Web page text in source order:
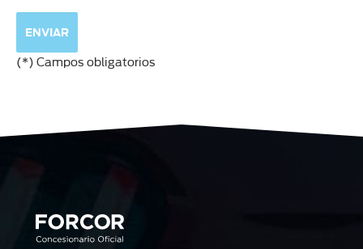
(*) Campos obligatorios